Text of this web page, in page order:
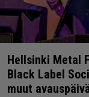
Hellsinki Metal
Black Label
muut